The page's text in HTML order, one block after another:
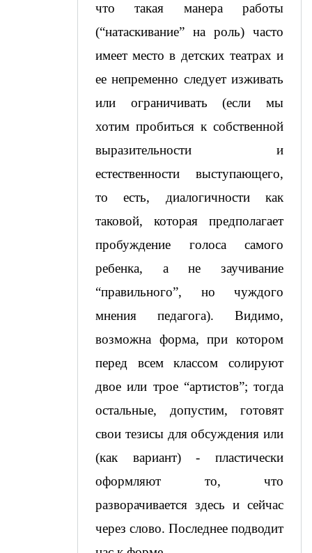
что такая манера работы
(“натаскивание” на роль) часто
имеет место в детских театрах и
ее непременно следует изживать
или ограничивать (если мы
хотим пробиться к собственной
выразительности и
естественности выступающего,
то есть, диалогичности как
таковой, которая предполагает
пробуждение голоса самого
ребенка, а не заучивание
“правильного”, но чуждого
мнения педагога). Видимо,
возможна форма, при котором
перед всем классом солируют
двое или трое “артистов”; тогда
остальные, допустим, готовят
свои тезисы для обсуждения или
(как вариант) - пластически
оформляют то, что
разворачивается здесь и сейчас
через слово. Последнее подводит